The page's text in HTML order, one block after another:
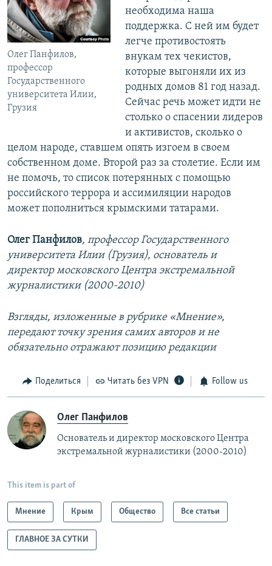
Олег Панфилов,
профессор
Государственного
университета Илии,
Грузия
необходима наша
поддержка. С ней им будет
легче противостоять
внукам тех чекистов,
которые выгоняли их из
родных домов 81 год назад.
Сейчас речь может идти не
столько о спасении лидеров
и активистов, сколько о
целом народе, ставшем опять изгоем в своем
собственном доме. Второй раз за столетие. Если им
не помочь, то список потерянных с помощью
российского террора и ассимиляции народов
может пополниться крымскими татарами.
Олег Панфилов, профессор Государственного
университета Илии (Грузия), основатель и
директор московского Центра экстремальной
журналистики (2000-2010)
Взгляды, изложенные в рубрике «Мнение»,
передают точку зрения самих авторов и не
обязательно отражают позицию редакции
Поделиться Читать без VPN Follow us
Олег Панфилов
Основатель и директор московского Центра
экстремальной журналистики (2000-2010)
This item is part of
Мнение Крым Общество Все статьи
ГЛАВНОЕ ЗА СУТКИ